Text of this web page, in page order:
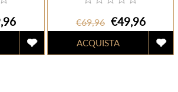
€69,96 €49,96